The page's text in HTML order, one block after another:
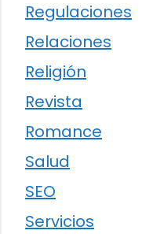
Regulaciones
Relaciones
Religión
Revista
Romance
Salud
SEO
Servicios